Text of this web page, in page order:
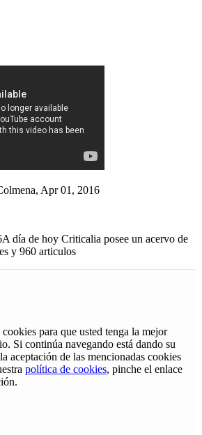
, Apr 01, 2016
A día de hoy Criticalia posee un acervo de
y 960 articulos
para que usted tenga la mejor
Si continúa navegando está dando su
aceptación de las mencionadas cookies
política de cookies, pinche el enlace